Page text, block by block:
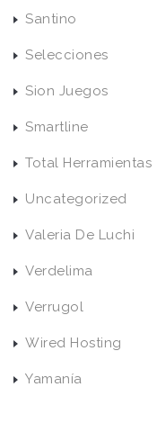
Santino
Selecciones
Sion Juegos
Smartline
Total Herramientas
Uncategorized
Valeria De Luchi
Verdelima
Verrugol
Wired Hosting
Yamanía